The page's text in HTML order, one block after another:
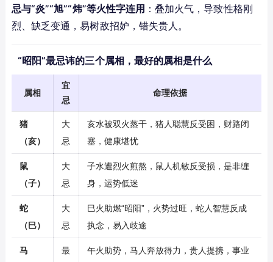
忌与“炎”“旭”“炜”等火性字连用 ：叠加火气，导致性格刚
烈、缺乏变通，易树敌招妒，错失贵人。
“昭阳”最忌讳的三个属相，最好的属相是什么
属相
宜
忌
命理依据
猪
（亥）
大
忌
亥水被双火蒸干，猪人聪慧反受困，财路闭
塞，健康堪忧
鼠
（子）
大
忌
子水遭烈火煎熬，鼠人机敏反受损，是非缠
身，运势低迷
蛇
（巳）
大
忌
巳火助燃“昭阳”，火势过旺，蛇人智慧反成
执念，易入歧途
马
最
午火助势，马人奔放得力，贵人提携，事业